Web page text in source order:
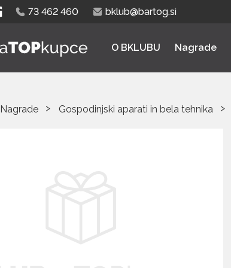
73 462 460 bklub@bartog.si
O BKLUBU Nagrade
Nagrade Gospodinjski aparati in bela tehnika